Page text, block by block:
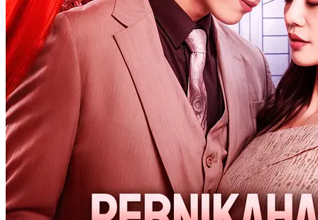
cinta maupun amarah. Seiring berjalannya waktu, Mu Nianci terus
bekerja keras dan hidup dengan tekad yang besar. Suatu hari,
bibinya, Wang Bifang, berusaha menjodohkannya dengan seorang
pria bernama Meng Jie, yang dianggapnya tidak dapat diterima.
Menolak dipaksa ke dalam pernikahan ini, Mu Nianci membuat
langkah berani dan menikahi seorang pria asing, Meng Yanchen,
secara impulsif untuk menegaskan kemandiriannya. Pernikahan kilat
antara Mu Nianci dan Meng Yanchen, dua orang asing yang belum
saling mengenal, menandai awal babak baru dalam hidupnya. Saat
mereka mencoba menavigasi pernikahan yang tak terduga ini,
kekuatan dan tekad Mu Nianci akan diuji. Di tengah tekanan dari
keluarganya, terutama bibinya dan sepupunya, ia belajar untuk
menyeimbangkan pertumbuhan pribadinya dengan dinamika
kompleks pernikahan barunya. Dengan Meng Yanchen di sisinya,
Mu Nianci memulai perjalanan untuk merebut kembali
kehidupannya dan menemukan kembali makna cinta sejati serta
kebebasan hidup.